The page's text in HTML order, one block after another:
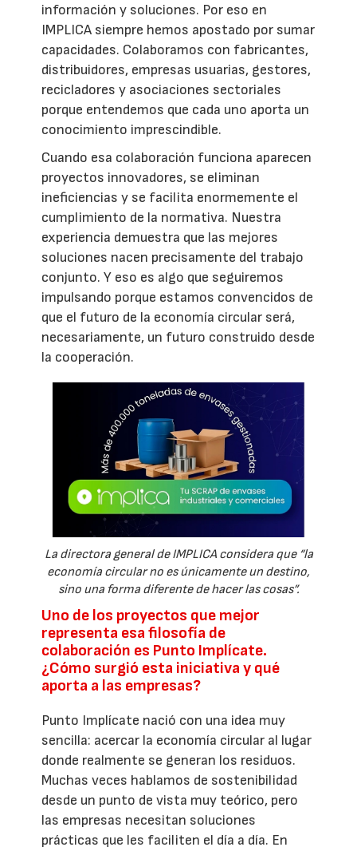
información y soluciones. Por eso en
IMPLICA siempre hemos apostado por sumar
capacidades. Colaboramos con fabricantes,
distribuidores, empresas usuarias, gestores,
recicladores y asociaciones sectoriales
porque entendemos que cada uno aporta un
conocimiento imprescindible.
Cuando esa colaboración funciona aparecen
proyectos innovadores, se eliminan
ineficiencias y se facilita enormemente el
cumplimiento de la normativa. Nuestra
experiencia demuestra que las mejores
soluciones nacen precisamente del trabajo
conjunto. Y eso es algo que seguiremos
impulsando porque estamos convencidos de
que el futuro de la economía circular será,
necesariamente, un futuro construido desde
la cooperación.
La directora general de IMPLICA considera que “la
economía circular no es únicamente un destino,
sino una forma diferente de hacer las cosas”.
Uno de los proyectos que mejor
representa esa filosofía de
colaboración es Punto Implícate.
¿Cómo surgió esta iniciativa y qué
aporta a las empresas?
Punto Implícate nació con una idea muy
sencilla: acercar la economía circular al lugar
donde realmente se generan los residuos.
Muchas veces hablamos de sostenibilidad
desde un punto de vista muy teórico, pero
las empresas necesitan soluciones
prácticas que les faciliten el día a día. En